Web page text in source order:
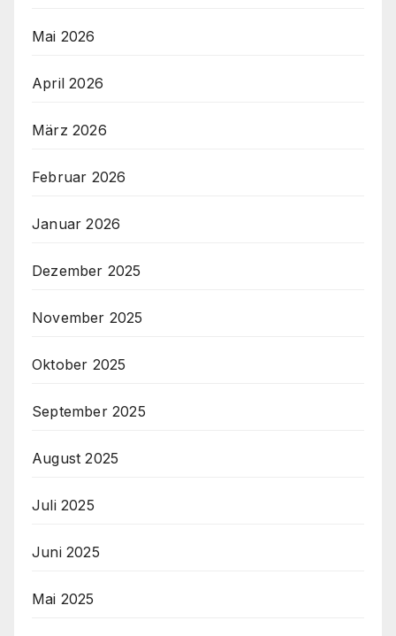
Mai 2026
April 2026
März 2026
Februar 2026
Januar 2026
Dezember 2025
November 2025
Oktober 2025
September 2025
August 2025
Juli 2025
Juni 2025
Mai 2025